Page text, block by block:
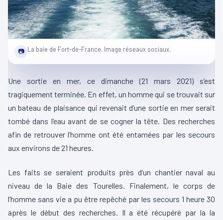
📷 La baie de Fort-de-France. Image réseaux sociaux.
Une sortie en mer, ce dimanche (21 mars 2021) s’est
tragiquement terminée. En effet, un homme qui se trouvait sur
un bateau de plaisance qui revenait d’une sortie en mer serait
tombé dans l’eau avant de se cogner la tête. Des recherches
afin de retrouver l’homme ont été entamées par les secours
aux environs de 21 heures.
Les faits se seraient produits près d’un chantier naval au
niveau de la Baie des Tourelles. Finalement, le corps de
l’homme sans vie a pu être repêché par les secours 1 heure 30
après le début des recherches. Il a été récupéré par la la